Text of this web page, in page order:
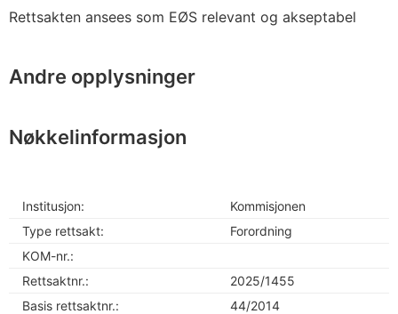
Rettsakten ansees som EØS relevant og akseptabel
Andre opplysninger
Nøkkelinformasjon
Institusjon:
Kommisjonen
Type rettsakt:
Forordning
KOM-nr.:
Rettsaktnr.:
2025/1455
Basis rettsaktnr.:
44/2014